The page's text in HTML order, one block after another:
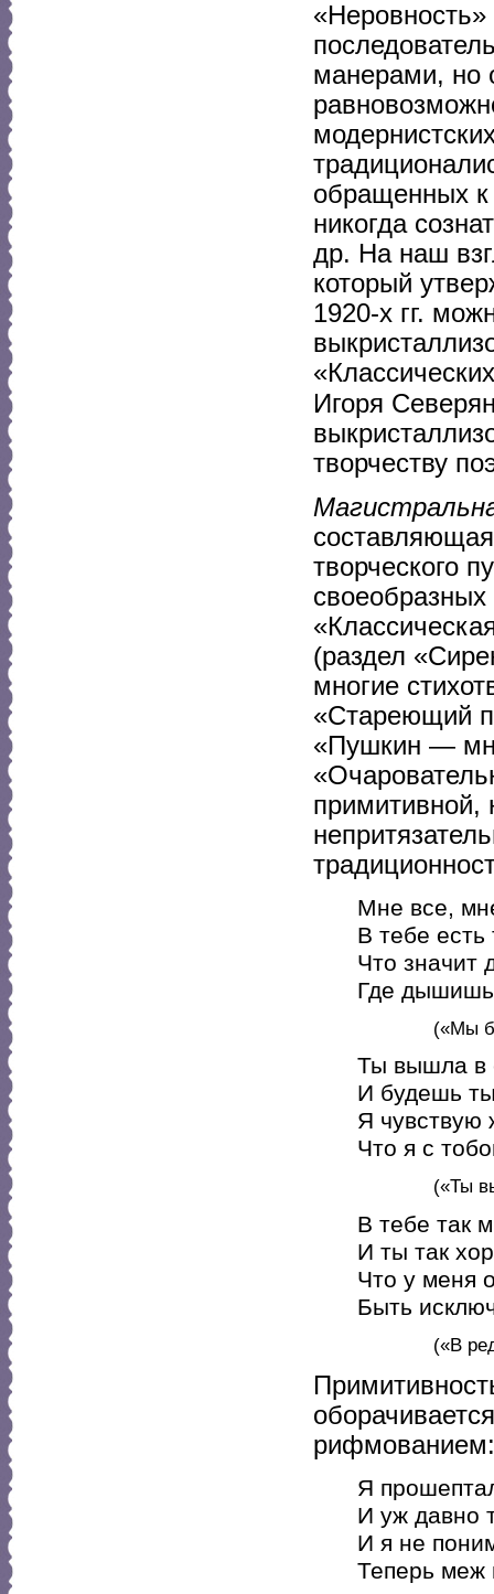
«Неровность»
манерами, но
обращенных к
никогда
др. На наш
который
1920-х гг.
Игоря
творчеству
творческого
(раздел
многие
«Стареющий
«Пушкин —
примитивной,
Мне все,
В тебе есть
Что значит
Где
(«Мы
Ты вышла в
И будешь
Я чувствую
Что я с
(«Ты
В тебе так
И ты так
Что у меня
Быть
(«В
рифмованием:
Я
И уж давно
И я не
Теперь меж